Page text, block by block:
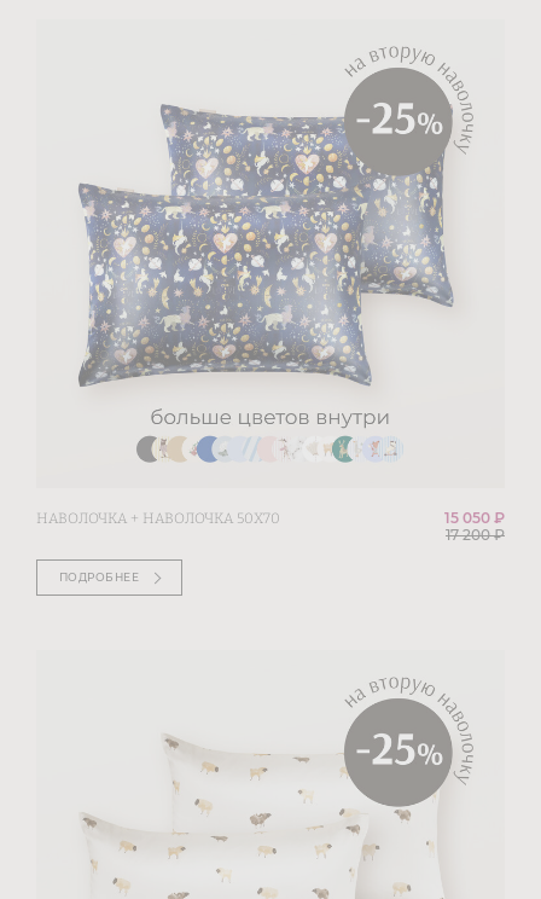
НАВОЛОЧКА + НАВОЛОЧКА 50Х70
15 050 ₽
17 200₽
ПОДРОБНЕЕ